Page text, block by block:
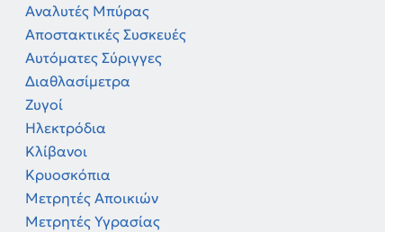
Αναλυτές Μπύρας
Αποστακτικές Συσκευές
Αυτόματες Σύριγγες
Διαθλασίμετρα
Ζυγοί
Ηλεκτρόδια
Κλίβανοι
Κρυοσκόπια
Μετρητές Αποικιών
Μετρητές Υγρασίας